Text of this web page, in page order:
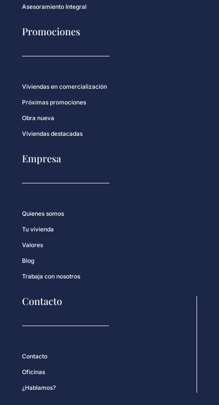
Asesoramiento Integral
Promociones
Viviendas en comercialización
Próximas promociones
Obra nueva
Viviendas destacadas
Empresa
Quienes somos
Tu vivienda
Valores
Blog
Trabaja con nosotros
Contacto
Contacto
Oficinas
¿Hablamos?